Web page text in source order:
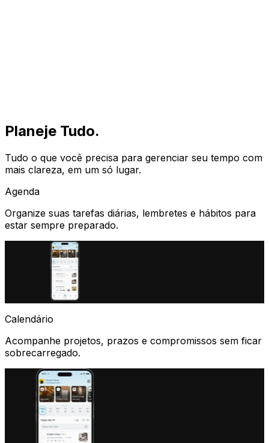
Planeje Tudo.
Tudo o que você precisa para gerenciar seu tempo com
mais clareza, em um só lugar.
Agenda
Organize suas tarefas diárias, lembretes e hábitos para
estar sempre preparado.
Calendário
Acompanhe projetos, prazos e compromissos sem ficar
sobrecarregado.